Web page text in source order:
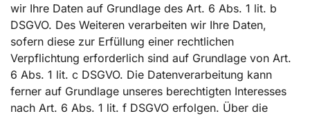
wir Ihre Daten auf Grundlage des Art. 6 Abs. 1 lit. b
DSGVO. Des Weiteren verarbeiten wir Ihre Daten,
sofern diese zur Erfüllung einer rechtlichen
Verpflichtung erforderlich sind auf Grundlage von Art.
6 Abs. 1 lit. c DSGVO. Die Datenverarbeitung kann
ferner auf Grundlage unseres berechtigten Interesses
nach Art. 6 Abs. 1 lit. f DSGVO erfolgen. Über die